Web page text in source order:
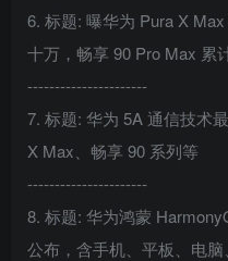
6. 标题: 曝华为 Pura X
十万，畅享 90 Pro Max 累
----------------------
7. 标题: 华为 5A 通信技术
X Max、畅享 90 系列等
----------------------
8. 标题: 华为鸿蒙
公布，含手机、平板、电